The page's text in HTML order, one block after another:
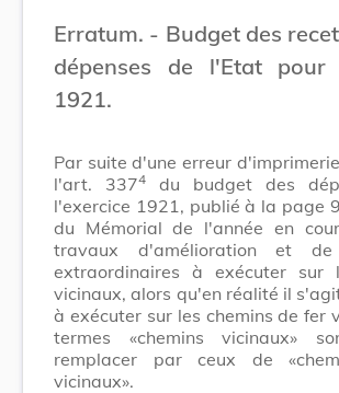
Erratum. - Budget des
dépenses de l'Etat pour
1921.
Par suite d'une erreur
l'art. 3374
du budget des
l'exercice 1921, publié à la page
du Mémorial de l'année en
travaux d'amélioration et de
extraordinaires à exécuter sur
vicinaux, alors qu'en réalité il
à exécuter sur les chemins de fer
termes «chemins vicinaux»
remplacer par ceux de
vicinaux».